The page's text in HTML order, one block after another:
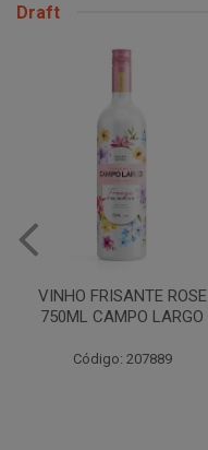
Draft
VINHO FRISANTE ROSE
750ML CAMPO LARGO
Código: 207889